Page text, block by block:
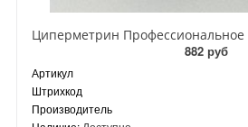
882 руб
Артикул
Штрихкод
Производитель